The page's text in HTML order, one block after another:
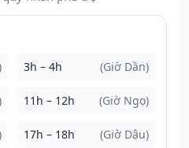
3h – 4h (Giờ Dần)
11h – 12h (Giờ Ngọ)
17h – 18h (Giờ Dậu)